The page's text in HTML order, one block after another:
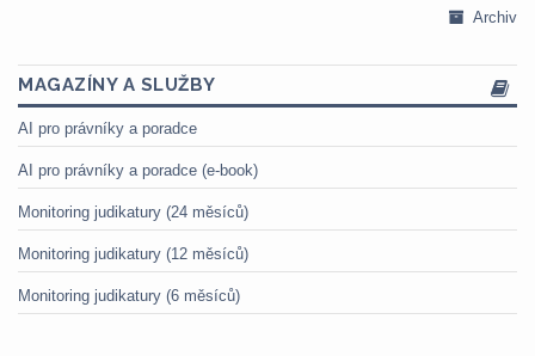
Archiv
MAGAZÍNY A SLUŽBY
AI pro právníky a poradce
AI pro právníky a poradce (e-book)
Monitoring judikatury (24 měsíců)
Monitoring judikatury (12 měsíců)
Monitoring judikatury (6 měsíců)